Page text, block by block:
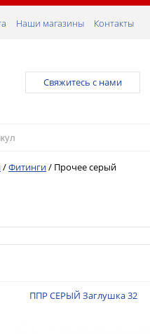
Наши магазины Контакты
Свяжитесь с нами
/Фитинги/ Прочее серый
ППР СЕРЫЙ Заглушка 32